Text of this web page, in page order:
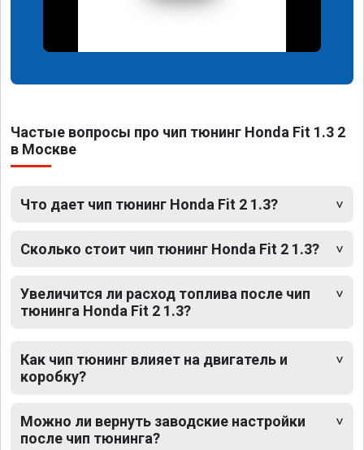
Частые вопросы про чип тюнинг Honda Fit 1.3 2
в Москве
Что дает чип тюнинг Honda Fit 2 1.3?
Сколько стоит чип тюнинг Honda Fit 2 1.3?
Увеличится ли расход топлива после чип
тюнинга Honda Fit 2 1.3?
Как чип тюнинг влияет на двигатель и
коробку?
Можно ли вернуть заводские настройки
после чип тюнинга?